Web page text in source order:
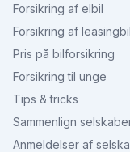
Forsikring af elbil
Forsikring af leasingbil
Pris på bilforsikring
Forsikring til unge
Tips & tricks
Sammenlign
Anmeldelser af